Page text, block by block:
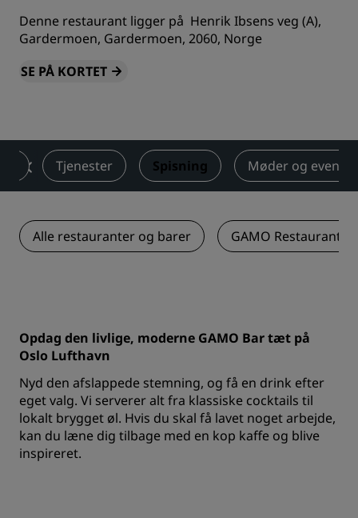
Denne restaurant ligger på Henrik Ibsens veg (A),
Gardermoen, Gardermoen, 2060, Norge
SE PÅ KORTET
Tjenester Spisning Møder og events
Alle restauranter og barer GAMO Restaurant
Opdag den livlige, moderne GAMO Bar tæt på
Oslo Lufthavn
Nyd den afslappede stemning, og få en drink efter
eget valg. Vi serverer alt fra klassiske cocktails til
lokalt brygget øl. Hvis du skal få lavet noget arbejde,
kan du læne dig tilbage med en kop kaffe og blive
inspireret.